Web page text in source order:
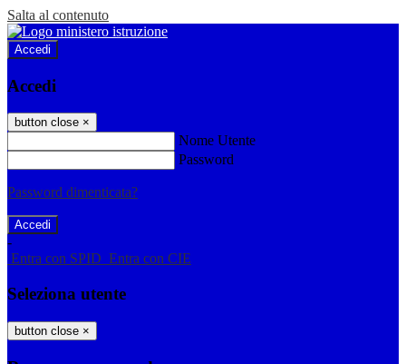
Salta al contenuto
Accedi
Accedi
button close ×
Nome Utente
Password
Password dimenticata?
-
Entra con SPID Entra con CIE
Seleziona utente
button close ×